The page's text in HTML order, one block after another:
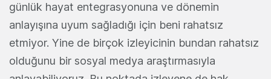
günlük hayat entegrasyonuna ve dönemin
anlayışına uyum sağladığı için beni rahatsız
etmiyor. Yine de birçok izleyicinin bundan rahatsız
olduğunu bir sosyal medya araştırmasıyla